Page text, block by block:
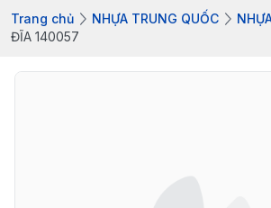
Trang chủ NHỰA TRUNG QUỐC
ĐĨA 140057